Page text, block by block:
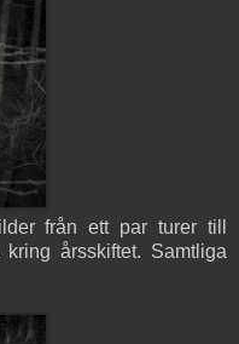
från ett par turer till
årsskiftet. Samtliga